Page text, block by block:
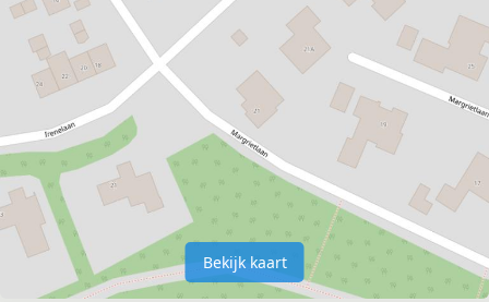
Bekijk kaart